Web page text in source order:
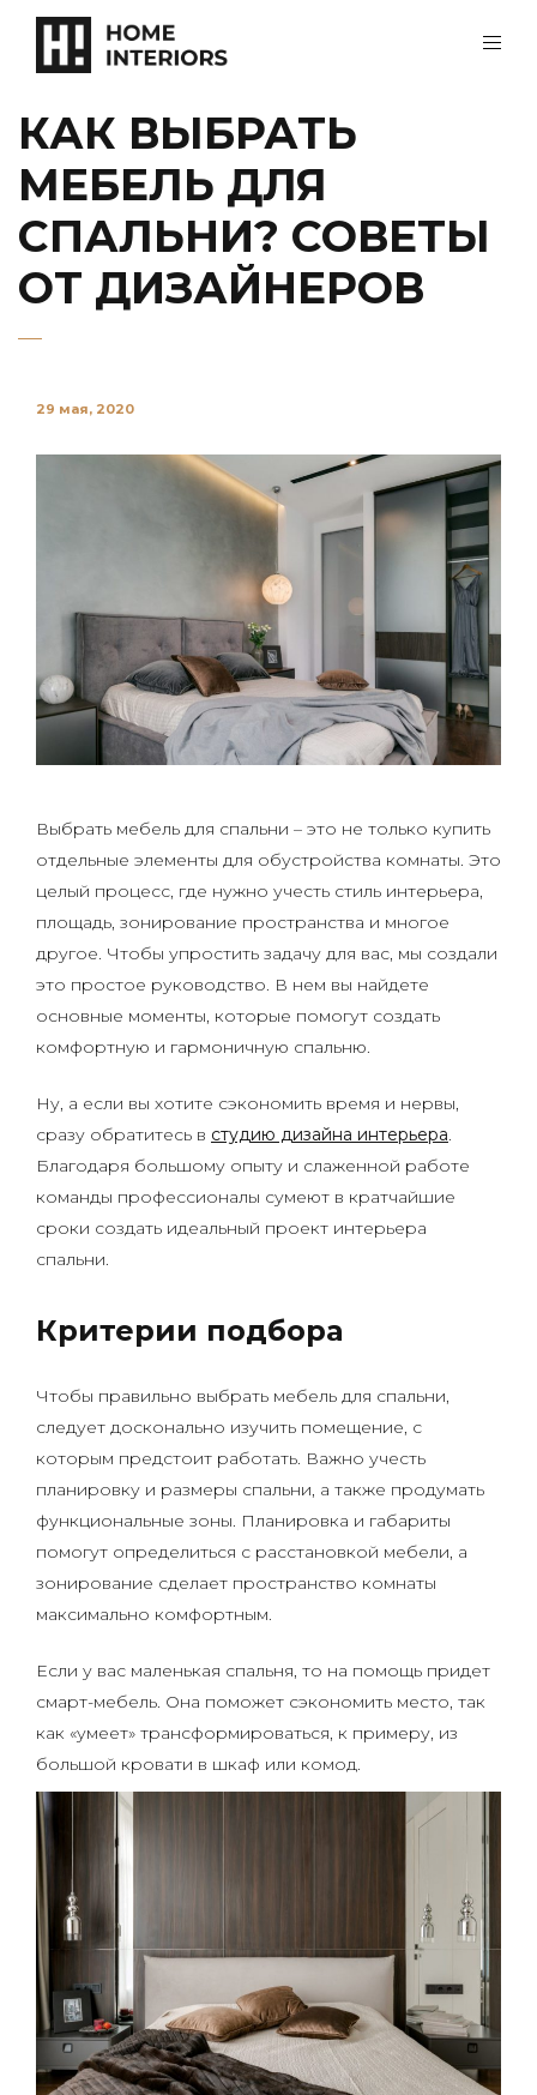
КАК ВЫБРАТЬ
МЕБЕЛЬ ДЛЯ
СПАЛЬНИ? СОВЕТЫ
ОТ ДИЗАЙНЕРОВ
29 мая, 2020
Выбрать мебель для спальни – это не только купить
отдельные элементы для обустройства комнаты. Это
целый процесс, где нужно учесть стиль интерьера,
площадь, зонирование пространства и многое
другое. Чтобы упростить задачу для вас, мы создали
это простое руководство. В нем вы найдете
основные моменты, которые помогут создать
комфортную и гармоничную спальню.
Ну, а если вы хотите сэкономить время и нервы,
сразу обратитесь в студию дизайна интерьера.
Благодаря большому опыту и слаженной работе
команды профессионалы сумеют в кратчайшие
сроки создать идеальный проект интерьера
спальни.
Критерии подбора
Чтобы правильно выбрать мебель для спальни,
следует досконально изучить помещение, с
которым предстоит работать. Важно учесть
планировку и размеры спальни, а также продумать
функциональные зоны. Планировка и габариты
помогут определиться с расстановкой мебели, а
зонирование сделает пространство комнаты
максимально комфортным.
Если у вас маленькая спальня, то на помощь придет
смарт-мебель. Она поможет сэкономить место, так
как «умеет» трансформироваться, к примеру, из
большой кровати в шкаф или комод.